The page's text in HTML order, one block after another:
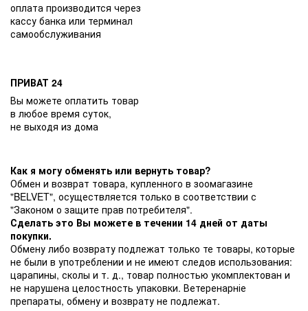
оплата производится через
кассу банка или терминал
самообслуживания
ПРИВАТ 24
Вы можете оплатить товар
в любое время суток,
не выходя из дома
Как я могу обменять или вернуть товар?
Обмен и возврат товара, купленного в зоомагазине
"BELVET", осуществляется только в соответствии с
"Законом о защите прав потребителя".
Сделать это Вы можете в течении 14 дней от даты
покупки.
Обмену либо возврату подлежат только те товары, которые
не были в употреблении и не имеют следов использования:
царапины, сколы и т. д., товар полностью укомплектован и
не нарушена целостность упаковки. Ветеренарніе
препараты, обмену и возврату не подлежат.